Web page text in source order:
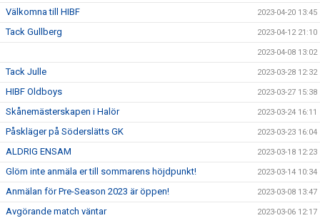
Välkomna till HIBF 2023-04-20 13:45
Tack Gullberg 2023-04-12 21:10
2023-04-08 13:02
Tack Julle 2023-03-28 12:32
HIBF Oldboys 2023-03-27 15:38
Skånemästerskapen i Halör 2023-03-24 16:11
Påskläger på Söderslätts GK 2023-03-23 16:04
ALDRIG ENSAM 2023-03-18 12:23
Glöm inte anmäla er till sommarens höjdpunkt! 2023-03-14 10:34
Anmälan för Pre-Season 2023 är öppen! 2023-03-08 13:47
Avgörande match väntar 2023-03-06 12:17